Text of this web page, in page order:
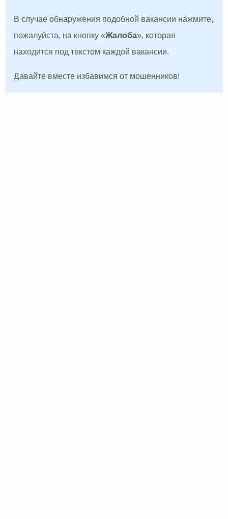
В случае обнаружения подобной вакансии нажмите,
пожалуйста, на кнопку «Жалоба», которая
находится под текстом каждой вакансии.
Давайте вместе избавимся от мошенников!